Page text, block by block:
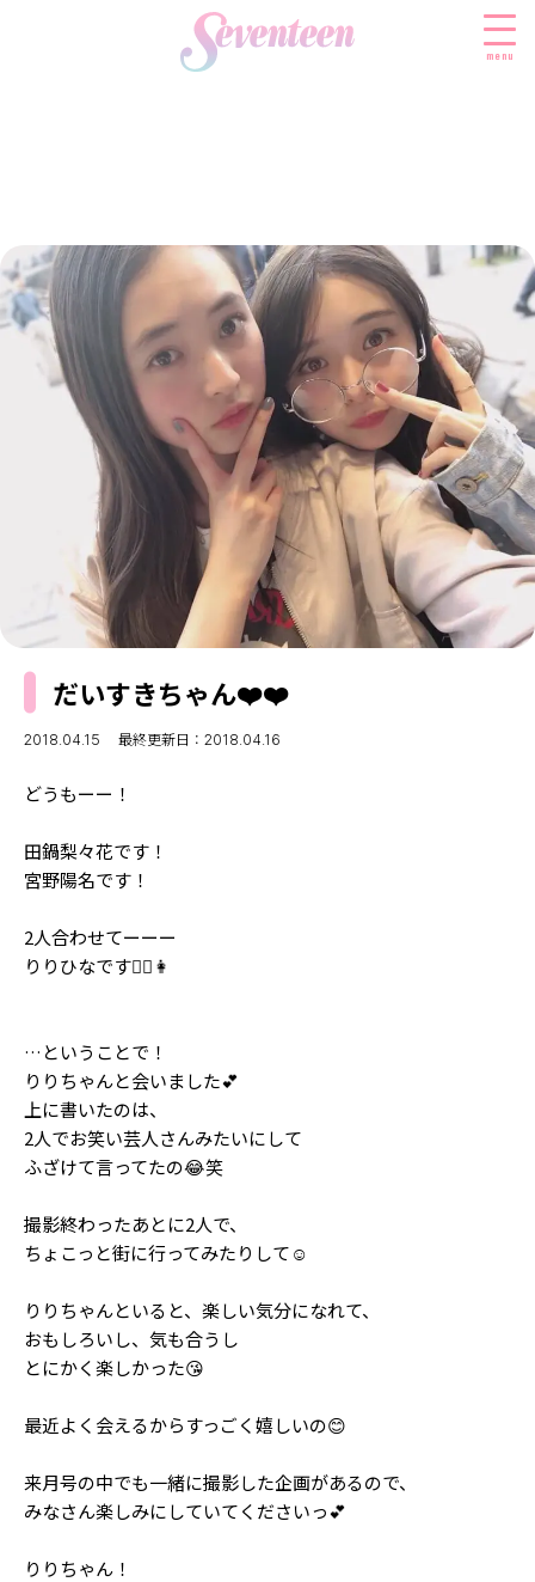
menu
FASHION
ファッションニュース
モデル私服
着回し
着痩せ
BEAUTY
ビューティニュース
トレンドメイク
ベストコスメ
ヘアアレンジ・ヘアケア
スキンケア
ボディケア
SCHOOL
スクールニュース
制服コーデ
学校ヘアメイク
勉強・受験・進路
ENTERTAINMENT
エンタメニュース
なにわ男子
K-POP
LIFESTYLE
ライフスタイルニュース
JKランキング・アワード
モデルの購入品
おでかけ
お悩み相談
JK TREND
JKトレンドニュース
MODELS
MODEL'S BLOG
TikTok
Instagram
YouTube
FORTUNE
MISS SEVENTEEN
ミスセブンティーンニュース
MAGAZINE
バックナンバー
INFORMATION
Follow us
新規会員登録・ログイン
だいすきちゃん❤️︎❤️︎
2018.04.15 最終更新日：2018.04.16
どうもーー！
田鍋梨々花です！
宮野陽名です！
2人合わせてーーー
りりひなです👩‍❤️️‍👩
…ということで！
りりちゃんと会いました💕
上に書いたのは、
2人でお笑い芸人さんみたいにして
ふざけて言ってたの😂笑
撮影終わったあとに2人で、
ちょこっと街に行ってみたりして☺️️
りりちゃんといると、楽しい気分になれて、
おもしろいし、気も合うし
とにかく楽しかった😘
最近よく会えるからすっごく嬉しいの😊
来月号の中でも一緒に撮影した企画があるので、
みなさん楽しみにしていてくださいっ💕
りりちゃん！